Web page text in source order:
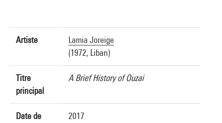
Artiste
Lamia Joreige
(1972, Liban)
Titre
principal
A Brief History of Ouzai
Date de
2017